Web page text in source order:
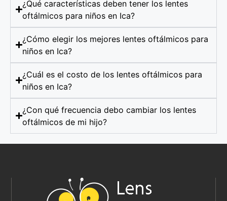
¿Qué características deben tener los lentes
oftálmicos para niños en Ica?
¿Cómo elegir los mejores lentes oftálmicos para
niños en Ica?
¿Cuál es el costo de los lentes oftálmicos para
niños en Ica?
¿Con qué frecuencia debo cambiar los lentes
oftálmicos de mi hijo?